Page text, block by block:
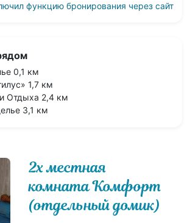
функцию бронирования через сайт
0,1 км
1,7 км
Отдыха 2,4 км
3,1 км
2х местная
комната Комфорт
(отдельный домик)